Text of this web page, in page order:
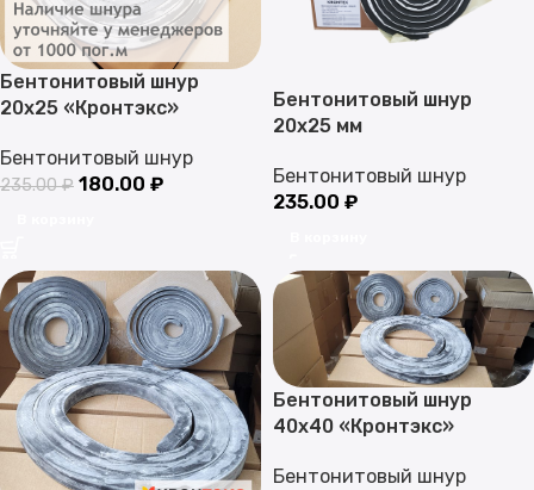
Бентонитовый шнур
20х25 «Кронтэкс»
Бентонитовый шнур
235.00₽ 180.00 ₽
Бентонитовый шнур
20х25 мм
Бентонитовый шнур
235.00 ₽
Бентонитовый шнур
40х40 «Кронтэкс»
Бентонитовый шнур